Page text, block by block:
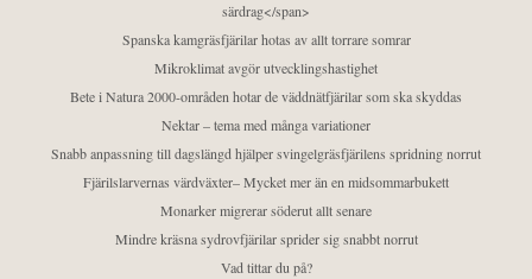
särdrag</span>
Spanska kamgräsfjärilar hotas av allt torrare somrar
Mikroklimat avgör utvecklingshastighet
Bete i Natura 2000-områden hotar de väddnätfjärilar som ska skyddas
Nektar – tema med många variationer
Snabb anpassning till dagslängd hjälper svingelgräsfjärilens spridning norrut
Fjärilslarvernas värdväxter– Mycket mer än en midsommarbukett
Monarker migrerar söderut allt senare
Mindre kräsna sydrovfjärilar sprider sig snabbt norrut
Vad tittar du på?